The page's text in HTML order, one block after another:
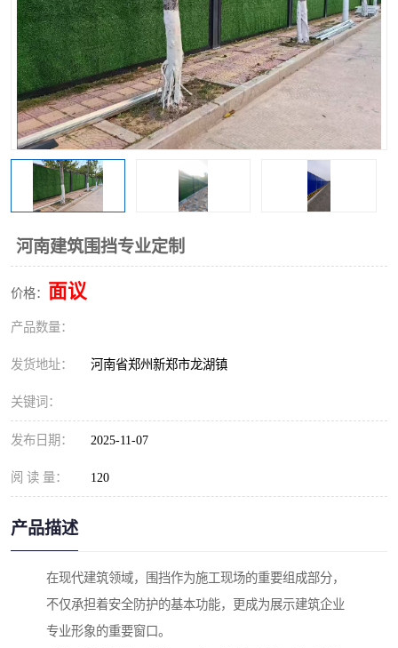
河南建筑围挡专业定制
价格： 面议
产品数量：
发货地址： 河南省郑州新郑市龙湖镇
关键词：
发布日期： 2025-11-07
阅 读 量： 120
产品描述
在现代建筑领域，围挡作为施工现场的重要组成部分，
不仅承担着安全防护的基本功能，更成为展示建筑企业
专业形象的重要窗口。
生产加工单板复合围挡 市
政围挡